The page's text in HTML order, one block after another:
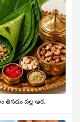
తినడం వల్ల ఆర..